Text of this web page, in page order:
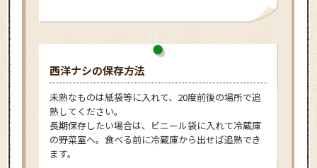
西洋ナシの保存方法
未熟なものは紙袋等に入れて、20度前後の場所で追
熟してください。
長期保存したい場合は、ビニール袋に入れて冷蔵庫
の野菜室へ。食べる前に冷蔵庫から出せば追熟でき
ます。